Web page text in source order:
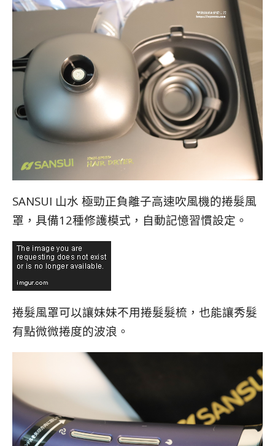
SANSUI 山水 極勁正負離子高速吹風機的捲髮風
罩，具備12種修護模式，自動記憶習慣設定。
捲髮風罩可以讓妹妹不用捲髮髮梳，也能讓秀髮
有點微微捲度的波浪。